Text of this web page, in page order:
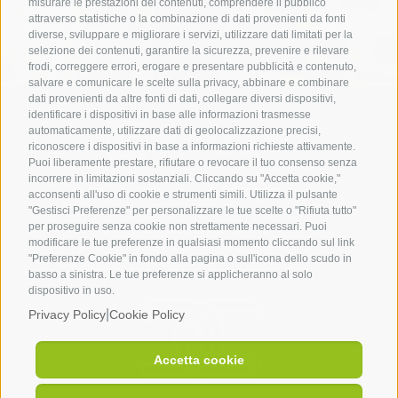
misurare le prestazioni dei contenuti, comprendere il pubblico
attraverso statistiche o la combinazione di dati provenienti da fonti
diverse, sviluppare e migliorare i servizi, utilizzare dati limitati per la
selezione dei contenuti, garantire la sicurezza, prevenire e rilevare
frodi, correggere errori, erogare e presentare pubblicità e contenuto,
salvare e comunicare le scelte sulla privacy, abbinare e combinare
dati provenienti da altre fonti di dati, collegare diversi dispositivi,
identificare i dispositivi in base alle informazioni trasmesse
automaticamente, utilizzare dati di geolocalizzazione precisi,
riconoscere i dispositivi in base a informazioni richieste attivamente.
Puoi liberamente prestare, rifiutare o revocare il tuo consenso senza
incorrere in limitazioni sostanziali. Cliccando su "Accetta cookie,"
acconsenti all'uso di cookie e strumenti simili. Utilizza il pulsante
"Gestisci Preferenze" per personalizzare le tue scelte o "Rifiuta tutto"
per proseguire senza cookie non strettamente necessari. Puoi
modificare le tue preferenze in qualsiasi momento cliccando sul link
"Preferenze Cookie" in fondo alla pagina o sull'icona dello scudo in
basso a sinistra. Le tue preferenze si applicheranno al solo
dispositivo in uso.
Privacy Policy Cookie Policy
Accetta cookie
Tutti i diritti riservati Baroncini srl Via
Adolfo Azzi 889 – 45027 Trecenta (Rovigo)
Posta PECbaroncinisrl@legalmail.it| C.F e P.IVA
01243060298 | REA RO139196 |
Cap.Soc. 10.000,00€ i.v. |Privacy|Cookie